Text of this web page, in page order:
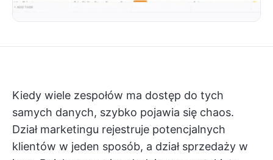
Kiedy wiele zespołów ma dostęp do tych
samych danych, szybko pojawia się chaos.
Dział marketingu rejestruje potencjalnych
klientów w jeden sposób, a dział sprzedaży w